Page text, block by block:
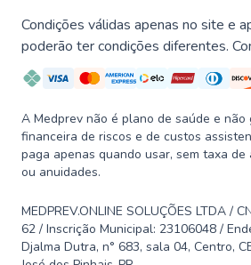
Condições válidas apenas no site e
poderão ter condições diferentes.
A Medprev não é plano de saúde e
financeira de riscos e de custos
paga apenas quando usar, sem taxa de
ou anuidades.
MEDPREV.ONLINE SOLUÇÕES LTDA /
62 / Inscrição Municipal: 23106048 /
Djalma Dutra, n° 683, sala 04, Centro,